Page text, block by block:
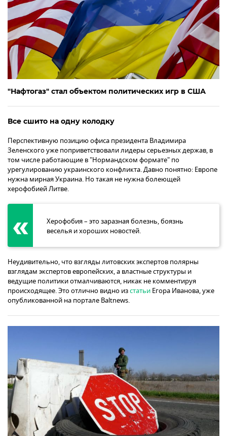
"Нафтогаз" стал объектом политических игр в США
Все сшито на одну колодку
Перспективную позицию офиса президента Владимира
Зеленского уже поприветствовали лидеры серьезных держав, в
том числе работающие в "Нормандском формате" по
урегулированию украинского конфликта. Давно понятно: Европе
нужна мирная Украина. Но такая не нужна болеющей
херофобией Литве.
Херофобия – это заразная болезнь, боязнь
веселья и хороших новостей.
Неудивительно, что взгляды литовских экспертов полярны
взглядам экспертов европейских, а властные структуры и
ведущие политики отмалчиваются, никак не комментируя
происходящее. Это отлично видно изстатьи Егора Иванова, уже
опубликованной на портале Baltnews.